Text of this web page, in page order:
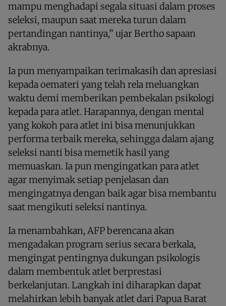
mampu menghadapi segala situasi dalam proses
seleksi, maupun saat mereka turun dalam
pertandingan nantinya,” ujar Bertho sapaan
akrabnya.
Ia pun menyampaikan terimakasih dan apresiasi
kepada oemateri yang telah rela meluangkan
waktu demi memberikan pembekalan psikologi
kepada para atlet. Harapannya, dengan mental
yang kokoh para atlet ini bisa menunjukkan
performa terbaik mereka, sehingga dalam ajang
seleksi nanti bisa memetik hasil yang
memuaskan. Ia pun mengingatkan para atlet
agar menyimak setiap penjelasan dan
mengingatnya dengan baik agar bisa membantu
saat mengikuti seleksi nantinya.
Ia menambahkan, AFP berencana akan
mengadakan program serius secara berkala,
mengingat pentingnya dukungan psikologis
dalam membentuk atlet berprestasi
berkelanjutan. Langkah ini diharapkan dapat
melahirkan lebih banyak atlet dari Papua Barat